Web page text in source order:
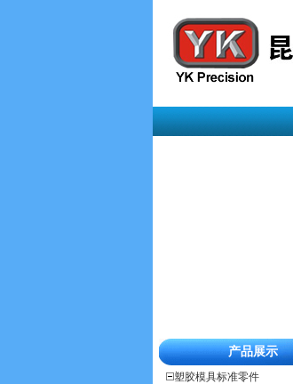
产品展示
塑胶模具标准零件